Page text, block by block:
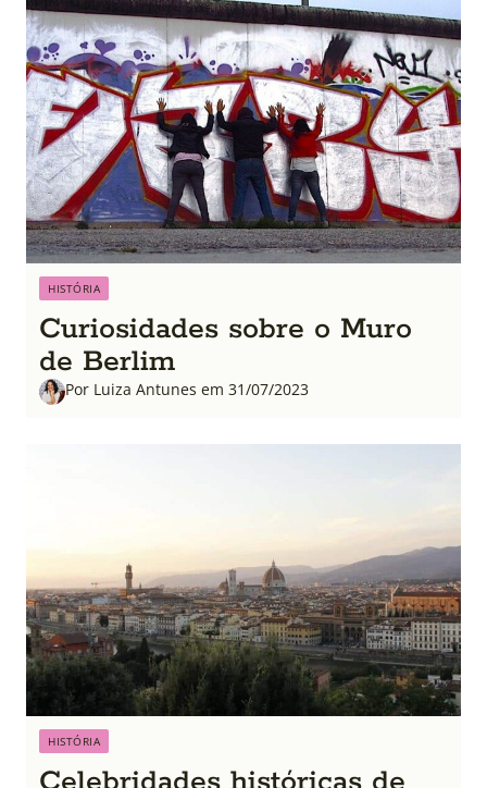
HISTÓRIA
Curiosidades sobre o Muro
de Berlim
Por Luiza Antunes em 31/07/2023
HISTÓRIA